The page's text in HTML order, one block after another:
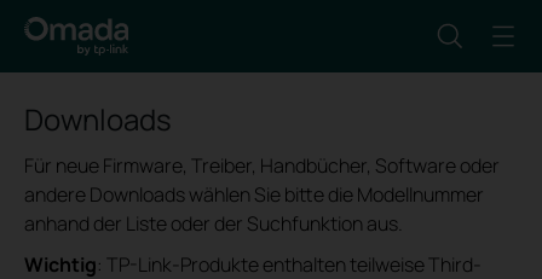
Downloads
Für neue Firmware, Treiber, Handbücher, Software oder
andere Downloads wählen Sie bitte die Modellnummer
anhand der Liste oder der Suchfunktion aus.
Wichtig: TP-Link-Produkte enthalten teilweise Third-